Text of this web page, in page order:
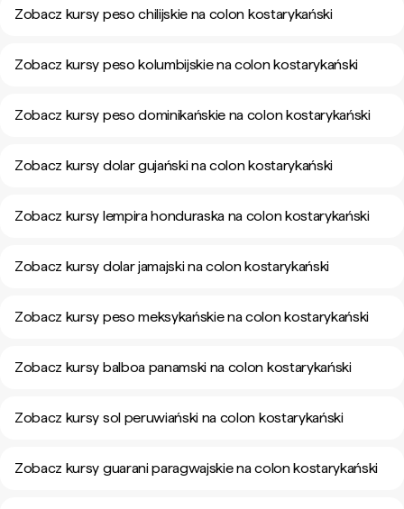
Zobacz kursy peso chilijskie na colon kostarykański
Zobacz kursy peso kolumbijskie na colon kostarykański
Zobacz kursy peso dominikańskie na colon kostarykański
Zobacz kursy dolar gujański na colon kostarykański
Zobacz kursy lempira honduraska na colon kostarykański
Zobacz kursy dolar jamajski na colon kostarykański
Zobacz kursy peso meksykańskie na colon kostarykański
Zobacz kursy balboa panamski na colon kostarykański
Zobacz kursy sol peruwiański na colon kostarykański
Zobacz kursy guarani paragwajskie na colon kostarykański